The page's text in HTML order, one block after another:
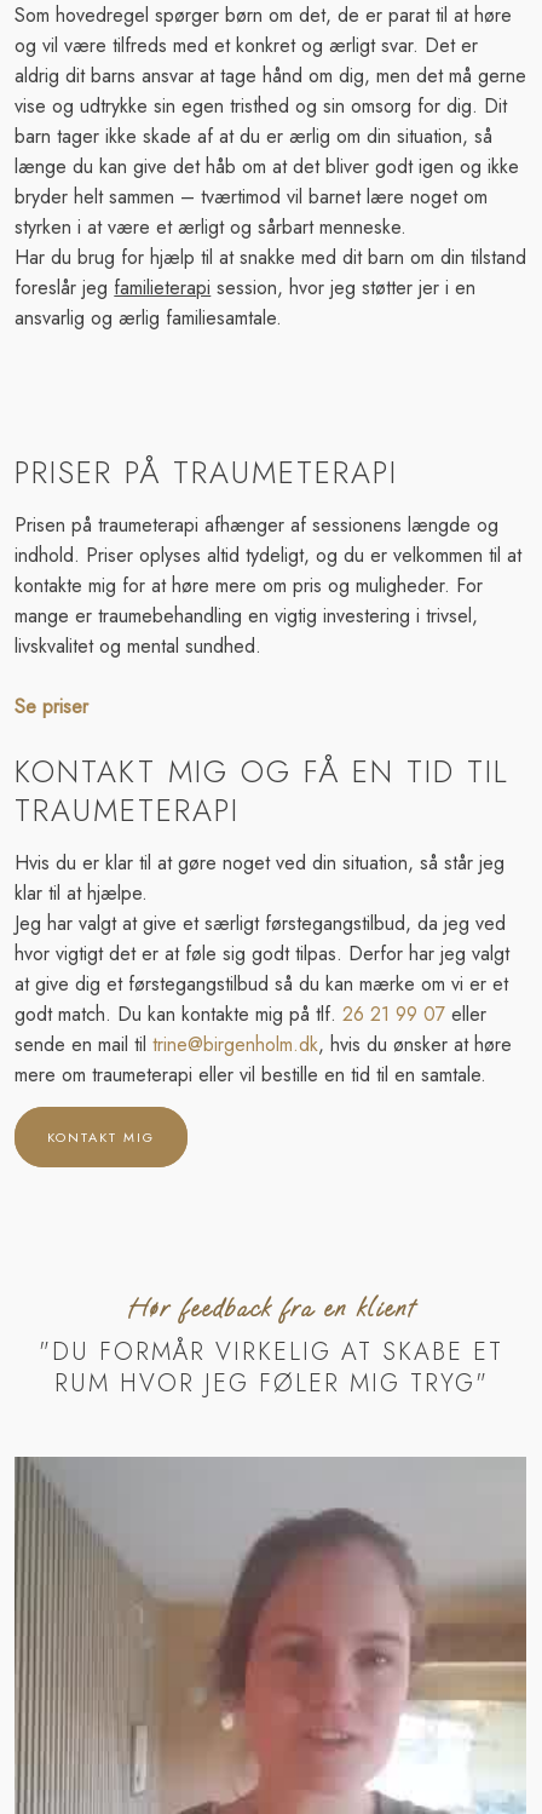
Som hovedregel spørger børn om det, de er parat til at høre
og vil være tilfreds med et konkret og ærligt svar. Det er
aldrig dit barns ansvar at tage hånd om dig, men det må gerne
vise og udtrykke sin egen tristhed og sin omsorg for dig. Dit
barn tager ikke skade af at du er ærlig om din situation, så
længe du kan give det håb om at det bliver godt igen og ikke
bryder helt sammen – tværtimod vil barnet lære noget om
styrken i at være et ærligt og sårbart menneske.
Har du brug for hjælp til at snakke med dit barn om din tilstand
foreslår jeg familieterapi session, hvor jeg støtter jer i en
ansvarlig og ærlig familiesamtale.
​PRISER PÅ TRAUMETERAPI
Prisen på traumeterapi afhænger af sessionens længde og
indhold. Priser oplyses altid tydeligt, og du er velkommen til at
kontakte mig for at høre mere om pris og muligheder. For
mange er traumebehandling en vigtig investering i trivsel,
livskvalitet og mental sundhed.
Se priser
KONTAKT MIG OG FÅ EN TID TIL
TRAUMETERAPI
Hvis du er klar til at gøre noget ved din situation, så står jeg
klar til at hjælpe.
​Jeg har valgt at give et særligt førstegangstilbud, da jeg ved
hvor vigtigt det er at føle sig godt tilpas. Derfor har jeg valgt
at give dig et førstegangstilbud så du kan mærke om vi er et
godt match. Du kan kontakte mig på tlf.26 21 99 07 eller
sende en mail tiltrine@birgenholm.dk, hvis du ønsker at høre
mere om traumeterapi eller vil bestille en tid til en samtale.​
​KONTAKT MIG
Hør feedback fra en klient
"DU FORMÅR VIRKELIG AT SKABE ET
RUM HVOR JEG FØLER MIG TRYG"